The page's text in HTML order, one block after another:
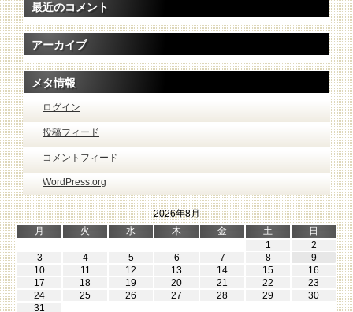
最近のコメント
アーカイブ
メタ情報
ログイン
投稿フィード
コメントフィード
WordPress.org
2026年8月
月
火 水 木 金 土
日
1
2
3
4 5 6 7 8
9
10
11 12 13 14 15
16
17
18 19 20 21 22
23
24
25 26 27 28 29
30
31